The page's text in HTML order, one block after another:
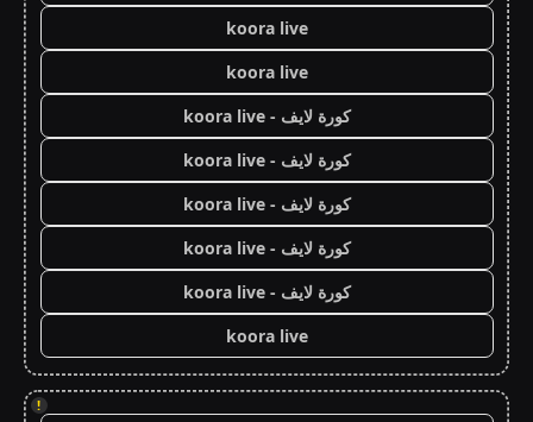
koora live
koora live
كورة لايف - koora live
كورة لايف - koora live
كورة لايف - koora live
كورة لايف - koora live
كورة لايف - koora live
koora live
!